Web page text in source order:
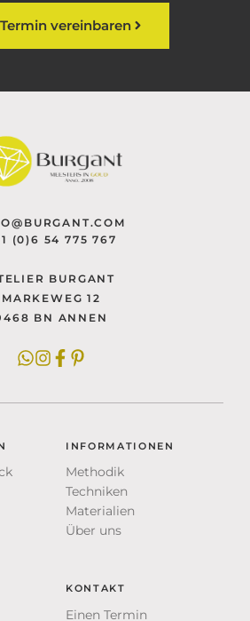
vereinbaren
(0)6 54 775 767
BURGANT
MARKEWEG 12
BN ANNEN
INFORMATIONEN
Methodik
Techniken
Materialien
Über uns
KONTAKT
Einen Termin